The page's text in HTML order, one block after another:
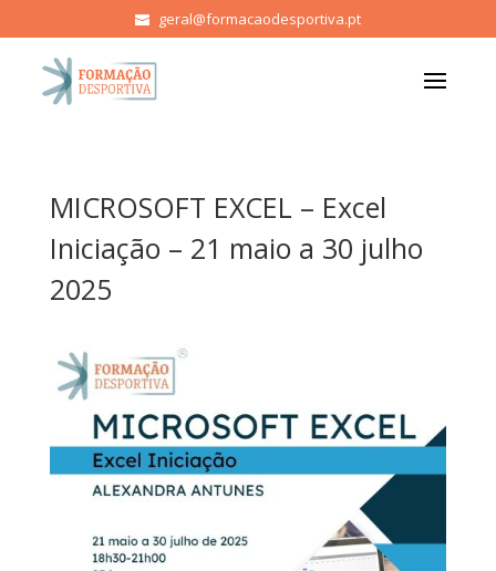
geral@formacaodesportiva.pt
MICROSOFT EXCEL – Excel
Iniciação – 21 maio a 30 julho
2025